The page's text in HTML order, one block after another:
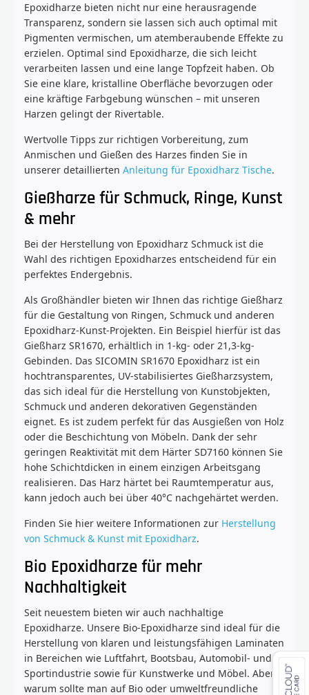
Epoxidharze bieten nicht nur eine herausragende
Transparenz, sondern sie lassen sich auch optimal mit
Pigmenten vermischen, um atemberaubende Effekte zu
erzielen. Optimal sind Epoxidharze, die sich leicht
verarbeiten lassen und eine lange Topfzeit haben. Ob
Sie eine klare, kristalline Oberfläche bevorzugen oder
eine kräftige Farbgebung wünschen – mit unseren
Harzen gelingt der Rivertable.
Wertvolle Tipps zur richtigen Vorbereitung, zum
Anmischen und Gießen des Harzes finden Sie in
unserer detaillierten Anleitung für Epoxidharz Tische.
Gießharze für Schmuck, Ringe, Kunst
& mehr
Bei der Herstellung von Epoxidharz Schmuck ist die
Wahl des richtigen Epoxidharzes entscheidend für ein
perfektes Endergebnis.
Als Großhändler bieten wir Ihnen das richtige Gießharz
für die Gestaltung von Ringen, Schmuck und anderen
Epoxidharz-Kunst-Projekten. Ein Beispiel hierfür ist das
Gießharz SR1670, erhältlich in 1-kg- oder 21,3-kg-
Gebinden. Das SICOMIN SR1670 Epoxidharz ist ein
hochtransparentes, UV-stabilisiertes Gießharzsystem,
das sich ideal für die Herstellung von Kunstobjekten,
Schmuck und anderen dekorativen Gegenständen
eignet. Es ist zudem perfekt für das Ausgießen von Holz
oder die Beschichtung von Möbeln. Dank der sehr
geringen Reaktivität mit dem Härter SD7160 können Sie
hohe Schichtdicken in einem einzigen Arbeitsgang
realisieren. Das Harz härtet bei Raumtemperatur aus,
kann jedoch auch bei über 40°C nachgehärtet werden.
Finden Sie hier weitere Informationen zur Herstellung
von Schmuck & Kunst mit Epoxidharz.
Bio Epoxidharze für mehr
Nachhaltigkeit
Seit neuestem bieten wir auch nachhaltige
Epoxidharze. Unsere Bio-Epoxidharze sind ideal für die
Herstellung von klaren und leistungsfähigen Laminaten
in Bereichen wie Luftfahrt, Bootsbau, Automobil- und
Sportindustrie sowie für Kunstwerke und Möbel. Aber
warum sollte man auf Bio oder umweltfreundliche